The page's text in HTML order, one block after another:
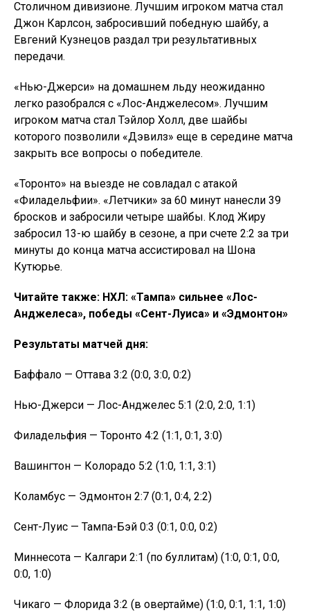
Столичном дивизионе. Лучшим игроком матча стал
Джон Карлсон, забросивший победную шайбу, а
Евгений Кузнецов раздал три результативных
передачи.
«Нью-Джерси» на домашнем льду неожиданно
легко разобрался с «Лос-Анджелесом». Лучшим
игроком матча стал Тэйлор Холл, две шайбы
которого позволили «Дэвилз» еще в середине матча
закрыть все вопросы о победителе.
«Торонто» на выезде не совладал с атакой
«Филадельфии». «Летчики» за 60 минут нанесли 39
бросков и забросили четыре шайбы. Клод Жиру
забросил 13-ю шайбу в сезоне, а при счете 2:2 за три
минуты до конца матча ассистировал на Шона
Кутюрье.
Читайте также: НХЛ: «Тампа» сильнее «Лос-
Анджелеса», победы «Сент-Луиса» и «Эдмонтон»
Результаты матчей дня:
Баффало — Оттава 3:2 (0:0, 3:0, 0:2)
Нью-Джерси — Лос-Анджелес 5:1 (2:0, 2:0, 1:1)
Филадельфия — Торонто 4:2 (1:1, 0:1, 3:0)
Вашингтон — Колорадо 5:2 (1:0, 1:1, 3:1)
Коламбус — Эдмонтон 2:7 (0:1, 0:4, 2:2)
Сент-Луис — Тампа-Бэй 0:3 (0:1, 0:0, 0:2)
Миннесота — Калгари 2:1 (по буллитам) (1:0, 0:1, 0:0,
0:0, 1:0)
Чикаго — Флорида 3:2 (в овертайме) (1:0, 0:1, 1:1, 1:0)